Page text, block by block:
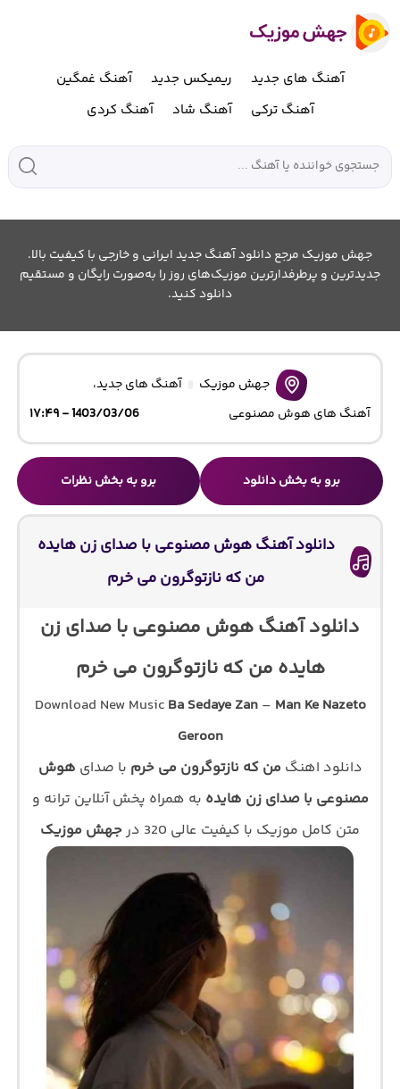
آهنگ های جدید ریمیکس جدید
آهنگ غمگین
آهنگ ترکی
آهنگ شاد آهنگ کردی
جهش موزیک مرجع دانلود آهنگ جدید ایرانی و خارجی با کیفیت بالا.
جدیدترین و پرطرفدارترین موزیک‌های روز را به‌صورت رایگان و مستقیم
دانلود کنید.
جهش موزیک آهنگ های جدید،
آهنگ های هوش مصنوعی
1403/03/06 - ۱۷:۴۹
برو به بخش دانلود برو به بخش نظرات
دانلود آهنگ هوش مصنوعی با صدای زن هایده
من که نازتوگرون می خرم
دانلود آهنگ هوش مصنوعی با صدای زن
هایده من که نازتوگرون می خرم
Download New Music Ba Sedaye Zan– Man Ke Nazeto
Geroon
دانلود اهنگمن که نازتوگرون می خرم با صدای هوش
مصنوعی با صدای زن هایده به همراه پخش آنلاین ترانه و
متن کامل موزیک با کیفیت عالی 320 در
جهش موزیک